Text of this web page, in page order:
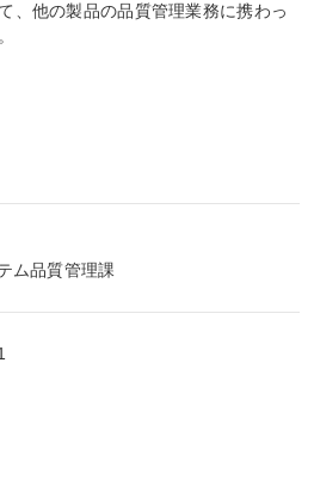
、他の製品の品質管理業務に携わっ
ム品質管理課